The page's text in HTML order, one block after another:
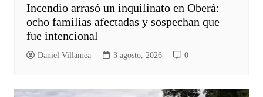
Incendio arrasó un inquilinato en Oberá:
ocho familias afectadas y sospechan que
fue intencional
Daniel Villamea 3 agosto, 2026 0